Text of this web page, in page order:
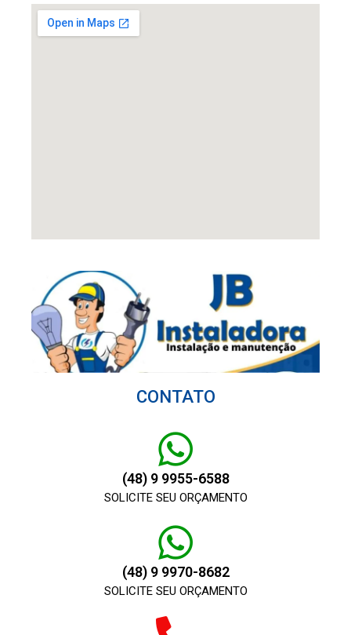
CONTATO
(48) 9 9955-6588
SOLICITE SEU ORÇAMENTO
(48) 9 9970-8682
SOLICITE SEU ORÇAMENTO